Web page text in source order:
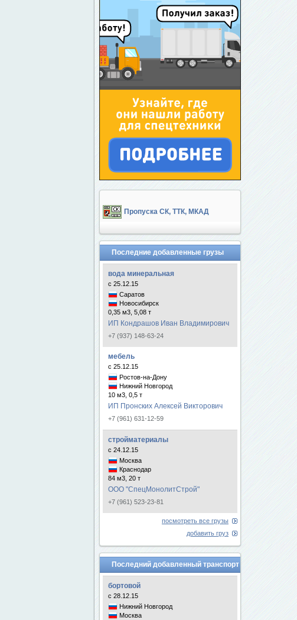
Пропуска СК, ТТК, МКАД
Последние добавленные грузы
вода минеральная
с 25.12.15
Саратов
Новосибирск
0,35 м3, 5,08 т
ИП Кондрашов Иван Владимирович
+7 (937) 148-63-24
мебель
с 25.12.15
Ростов-на-Дону
Нижний Новгород
10 м3, 0,5 т
ИП Пронских Алексей Викторович
+7 (961) 631-12-59
стройматериалы
с 24.12.15
Москва
Краснодар
84 м3, 20 т
ООО "СпецМонолитСтрой"
+7 (961) 523-23-81
посмотреть все грузы
добавить груз
Последний добавленный транспорт
бортовой
с 28.12.15
Нижний Новгород
Москва